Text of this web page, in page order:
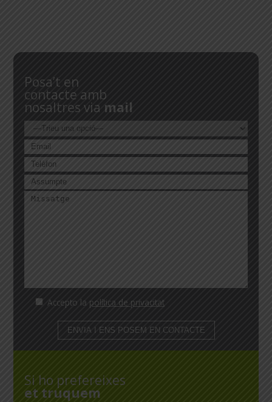
Posa’t en
contacte amb
nosaltres via mail
Accepto la política de privacitat
Si ho prefereixes
et truquem